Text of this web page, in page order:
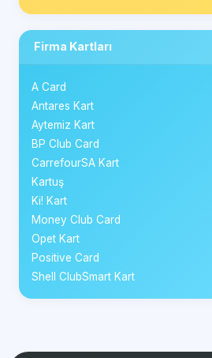
Firma Kartları
A Card
Antares Kart
Aytemiz Kart
BP Club Card
CarrefourSA Kart
Kartuş
Ki! Kart
Money Club Card
Opet Kart
Positive Card
Shell ClubSmart Kart